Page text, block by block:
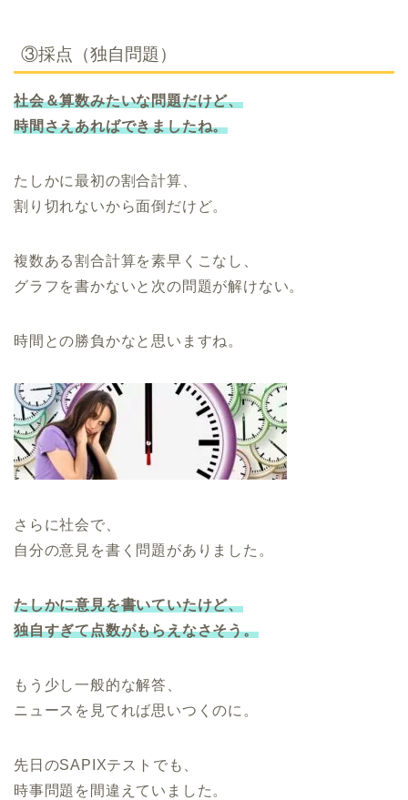
③採点（独自問題）
社会＆算数みたいな問題だけど、
時間さえあればできましたね。
たしかに最初の割合計算、
割り切れないから面倒だけど。
複数ある割合計算を素早くこなし、
グラフを書かないと次の問題が解けない。
時間との勝負かなと思いますね。
さらに社会で、
自分の意見を書く問題がありました。
たしかに意見を書いていたけど、
独自すぎて点数がもらえなさそう。
もう少し一般的な解答、
ニュースを見てれば思いつくのに。
先日のSAPIXテストでも、
時事問題を間違えていました。